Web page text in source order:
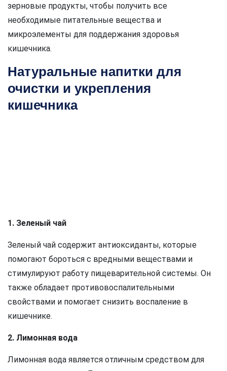
зерновые продукты, чтобы получить все
необходимые питательные вещества и
микроэлементы для поддержания здоровья
кишечника.
Натуральные напитки для
очистки и укрепления
кишечника
1. Зеленый чай
Зеленый чай содержит антиоксиданты, которые
помогают бороться с вредными веществами и
стимулируют работу пищеварительной системы. Он
также обладает противовоспалительными
свойствами и помогает снизить воспаление в
кишечнике.
2. Лимонная вода
Лимонная вода является отличным средством для